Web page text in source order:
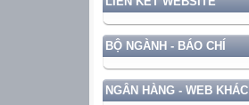
BỘ NGÀNH - BÁO CHÍ
NGÂN HÀNG - WEB KHÁC